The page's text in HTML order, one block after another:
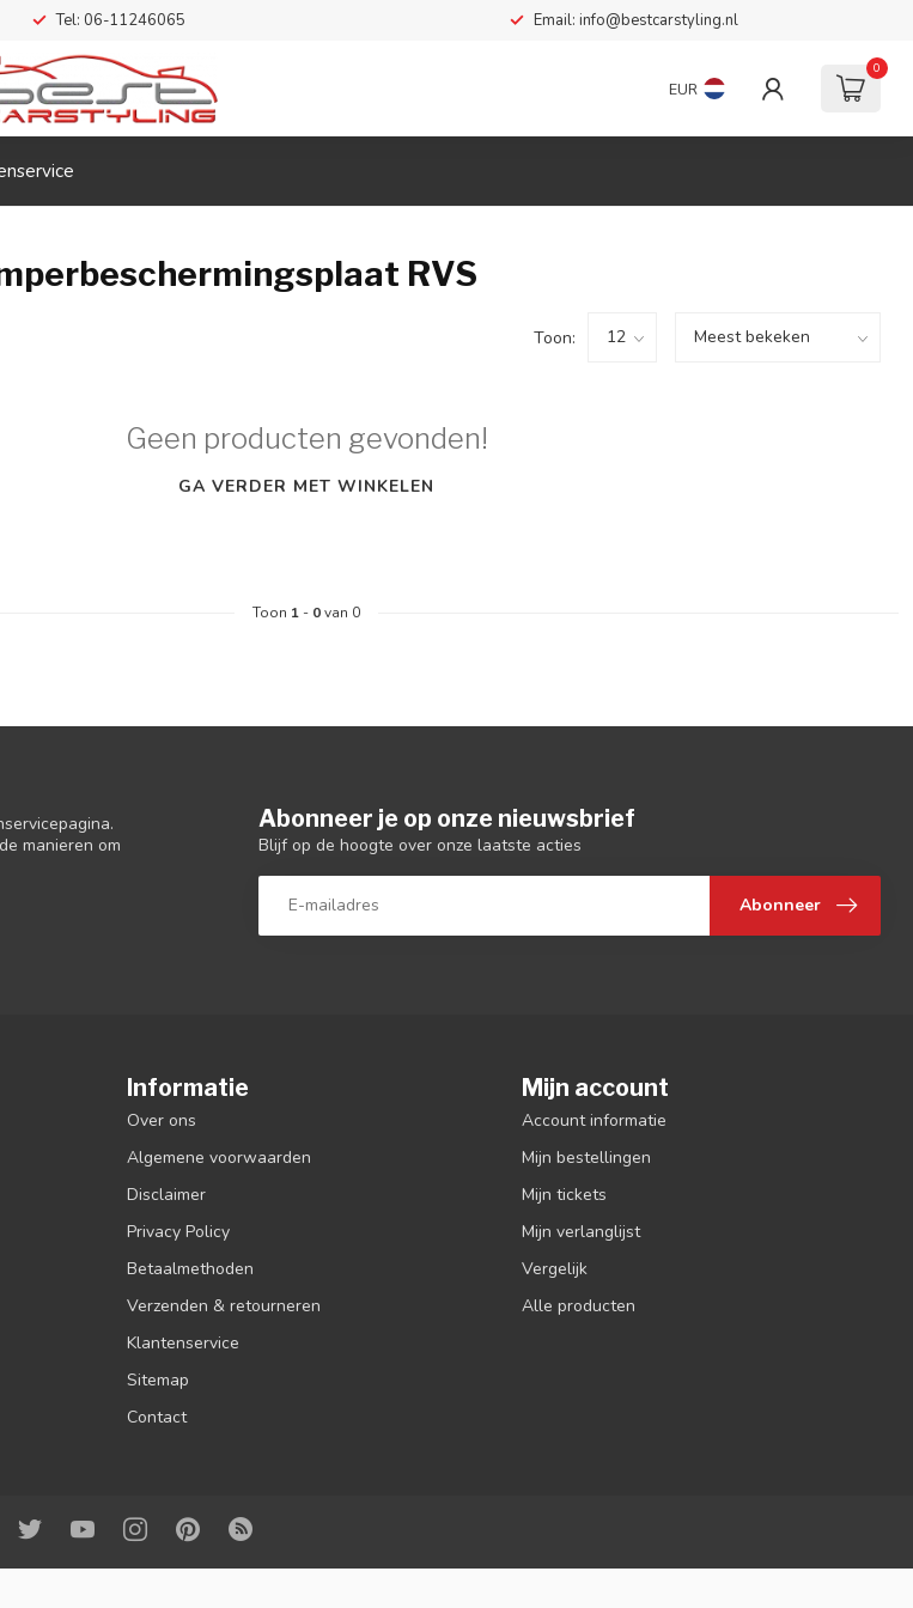
Tel: 06-11246065 Email: info@bestcarstyling.nl
EUR
0
RVS
Toon:
Geen producten gevonden!
GA VERDER MET WINKELEN
Toon 1 - 0van 0
manieren om
Abonneer je op onze nieuwsbrief
Blijf op de hoogte over onze laatste acties
Abonneer
Informatie
Over ons
Algemene voorwaarden
Disclaimer
Privacy Policy
Betaalmethoden
Verzenden & retourneren
Klantenservice
Sitemap
Contact
Mijn account
Account informatie
Mijn bestellingen
Mijn tickets
Mijn verlanglijst
Vergelijk
Alle producten